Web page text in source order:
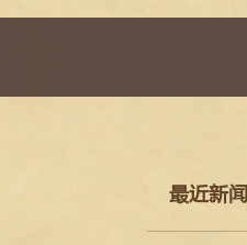
最近新闻